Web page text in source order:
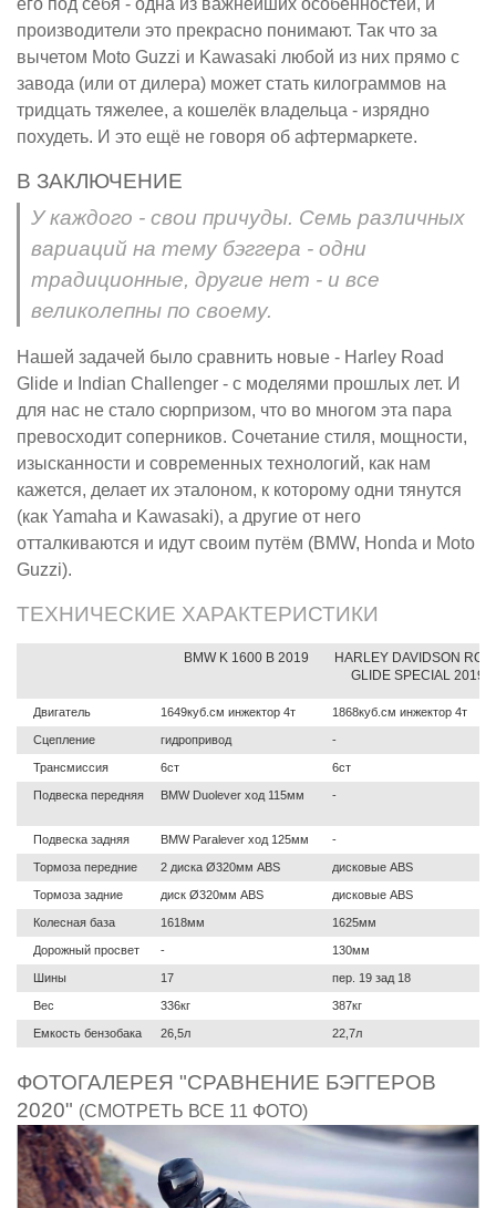
его под себя - одна из важнейших особенностей, и
производители это прекрасно понимают. Так что за
вычетом Moto Guzzi и Kawasaki любой из них прямо с
завода (или от дилера) может стать килограммов на
тридцать тяжелее, а кошелёк владельца - изрядно
похудеть. И это ещё не говоря об афтермаркете.
В ЗАКЛЮЧЕНИЕ
У каждого - свои причуды. Семь различных
вариаций на тему бэггера - одни
традиционные, другие нет - и все
великолепны по своему.
Нашей задачей было сравнить новые - Harley Road
Glide и Indian Challenger - с моделями прошлых лет. И
для нас не стало сюрпризом, что во многом эта пара
превосходит соперников. Сочетание стиля, мощности,
изысканности и современных технологий, как нам
кажется, делает их эталоном, к которому одни тянутся
(как Yamaha и Kawasaki), а другие от него
отталкиваются и идут своим путём (BMW, Honda и Moto
Guzzi).
ТЕХНИЧЕСКИЕ ХАРАКТЕРИСТИКИ
Двигатель
Сцепление
Трансмиссия
Подвеска передняя
Подвеска задняя
Тормоза передние
Тормоза задние
Колесная база
Дорожный просвет
Шины
Вес
Емкость бензобака
BMW K 1600 B 2019
HARLEY DAVIDSON
GLIDE SPECIAL 2019
1649куб.см инжектор 4т 1868куб.см инжектор 4т
гидропривод -
6ст 6ст
BMW Duolever ход 115мм -
BMW Paralever ход 125мм -
2 диска Ø320мм ABS дисковые ABS
диск Ø320мм ABS дисковые ABS
1618мм 1625мм
- 130мм
17 пер. 19 зад 18
336кг 387кг
26,5л 22,7л
ФОТОГАЛЕРЕЯ "СРАВНЕНИЕ БЭГГЕРОВ
2020" (СМОТРЕТЬ ВСЕ 11 ФОТО)